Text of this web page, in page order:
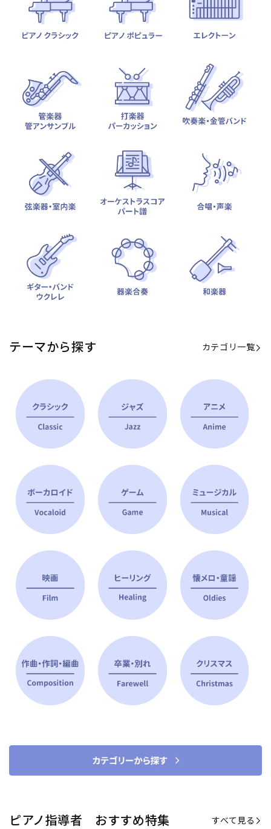
テーマから探す カテゴリ一覧
ピアノ指導者 おすすめ特集 すべて見る